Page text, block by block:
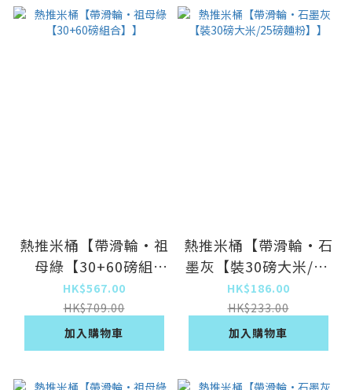
熱推米桶【帶滑輪·祖
母綠【30+60磅組
合】】
HK$567.00
HK$709.00
加入購物車
熱推米桶【帶滑輪·石
墨灰【裝30磅大米/25
磅麵粉】】
HK$186.00
HK$233.00
加入購物車